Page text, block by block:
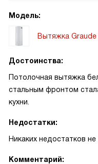
Модель:
Вытяжка Graude
Достоинства:
Потолочная вытяжка
стальным фронтом
кухни.
Недостатки:
Никаких недостатков
Комментарий: